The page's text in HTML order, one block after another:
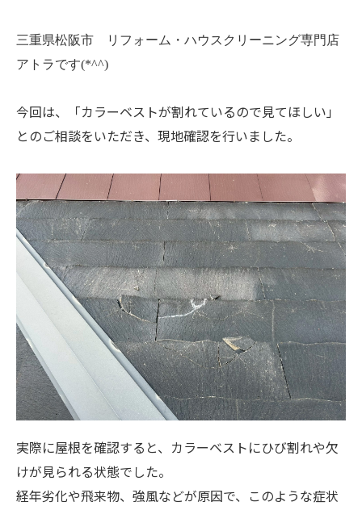
三重県松阪市 リフォーム・ハウスクリーニング専門店
アトラです(*^^)
今回は、「カラーベストが割れているので見てほしい」
とのご相談をいただき、現地確認を行いました。
実際に屋根を確認すると、カラーベストにひび割れや欠
けが見られる状態でした。
経年劣化や飛来物、強風などが原因で、このような症状